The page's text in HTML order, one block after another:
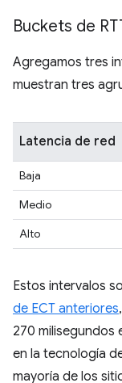
Buckets de
Agregamos tres
muestran tres
Latencia de red
Baja
Medio
Alto
Estos intervalos
de ECT anteriores
270 milisegundos
en la tecnología
mayoría de los